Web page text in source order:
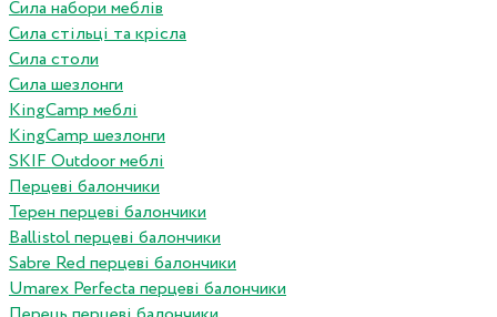
Сила набори меблів
Сила стільці та крісла
Сила столи
Сила шезлонги
KingCamp меблі
KingCamp шезлонги
SKIF Outdoor меблі
Перцеві балончики
Терен перцеві балончики
Ballistol перцеві балончики
Sabre Red перцеві балончики
Umarex Perfecta перцеві балончики